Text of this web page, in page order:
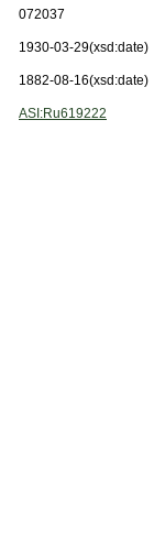
072037
1930-03-29(xsd:date)
1882-08-16(xsd:date)
ASI:Ru619222